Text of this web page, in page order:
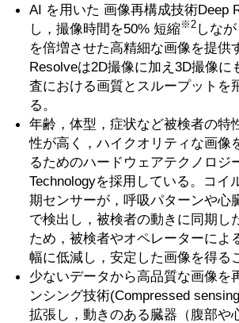
AI を用いた 画像再構成技術Deep
し，撮像時間を50% 短縮※2 しな
を倍増させた高精細な画像を提供
Resolveは2D撮像に加え3D撮像に
査における画質とスループットを
る。
年齢，体型，症状など被検者の特
性が高く，ハイクオリティな画像
るためのハードウェアテクノロジ
Technologyを採用している。コイ
期センサーが，呼吸パターンや心
で検出し，被検者の動きに同期し
ため，被検者やオペレーターによ
幅に低減し，安定した画像を得る
少ないデータから高品質な画像を
ンシング技術(Compressed
拡張し，動きのある臓器（腹部や